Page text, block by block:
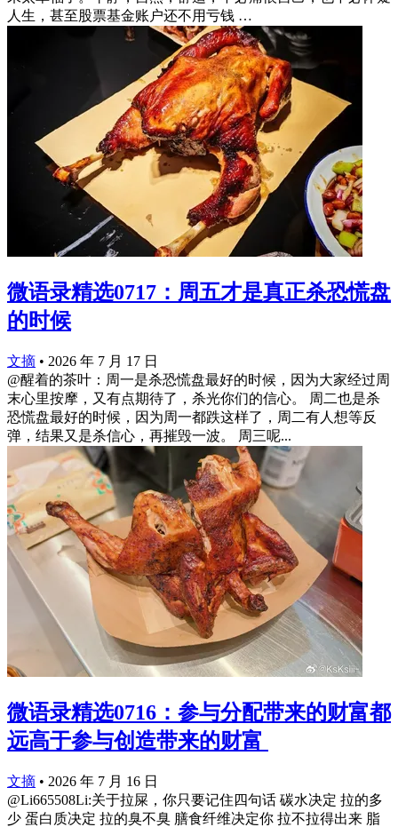
人生，甚至股票基金账户还不用亏钱 ​…
微语录精选0717：周五才是真正杀恐慌盘
的时候
文摘 • 2026 年 7 月 17 日
@醒着的茶叶：周一是杀恐慌盘最好的时候，因为大家经过周
末心里按摩，又有点期待了，杀光你们的信心。 周二也是杀
恐慌盘最好的时候，因为周一都跌这样了，周二有人想等反
弹，结果又是杀信心，再摧毁一波。 周三呢...
微语录精选0716：参与分配带来的财富都
远高于参与创造带来的财富 ​​​
文摘 • 2026 年 7 月 16 日
@Li665508Li:关于拉屎，你只要记住四句话 碳水决定 拉的多
少 蛋白质决定 拉的臭不臭 膳食纤维决定你 拉不拉得出来 脂